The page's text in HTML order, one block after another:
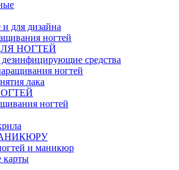
для дизайна
ногтей
НОГТЕЙ
средства
ногтей
лака
ногтей
и маникюр
карты